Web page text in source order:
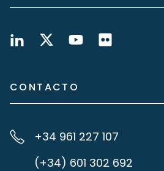
CONTACTO
+34 961 227 107
(+34) 601 302 692